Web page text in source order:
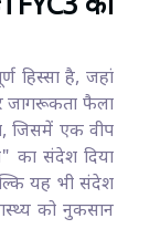
हिस्सा है, जहां
जागरूकता फैला
जिसमें एक वीप
का संदेश दिया
यह भी संदेश
को नुकसान